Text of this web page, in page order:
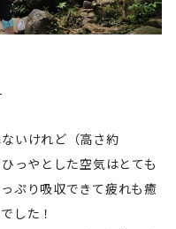
いけれど（高さ約
っやとした空気はとても
ぷり吸収できて疲れも癒
した！